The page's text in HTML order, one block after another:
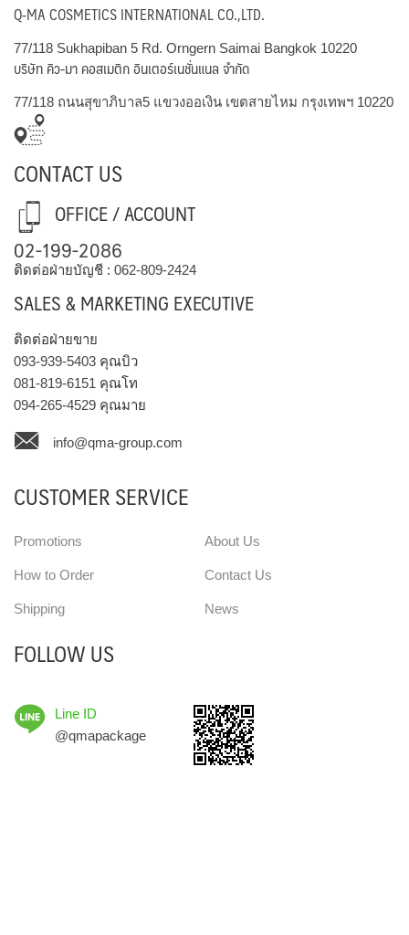
Q-MA COSMETICS INTERNATIONAL CO.,LTD.
77/118 Sukhapiban 5 Rd. Orngern Saimai Bangkok 10220
บริษัท คิว-มา คอสเมติก อินเตอร์เนชั่นแนล จำกัด
77/118 ถนนสุขาภิบาล5 แขวงออเงิน เขตสายไหม กรุงเทพฯ 10220
CONTACT US
OFFICE / ACCOUNT
02-199-2086
ติดต่อฝ่ายบัญชี : 062-809-2424
SALES & MARKETING EXECUTIVE
ติดต่อฝ่ายขาย
093-939-5403 คุณบิว
081-819-6151 คุณโท
094-265-4529 คุณมาย
info@qma-group.com
CUSTOMER SERVICE
Promotions
How to Order
Shipping
About Us
Contact Us
News
FOLLOW US
Line ID
@qmapackage